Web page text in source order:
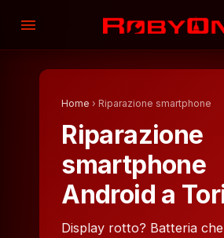
menu
Home › Riparazione smartphone
Riparazione
smartphone
Android a
Display rotto? Batteria